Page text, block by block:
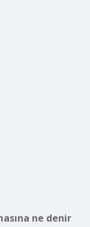
ne denir